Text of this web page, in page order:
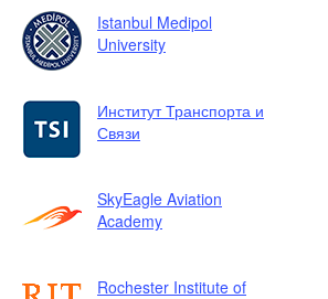
Istanbul Medipol
University
Институт Транспорта и
Связи
SkyEagle Aviation
Academy
Rochester Institute of